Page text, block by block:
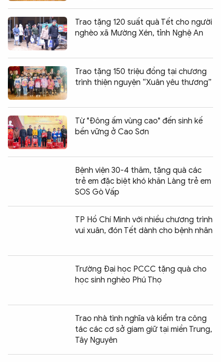
Trao tặng 120 suất quà Tết cho người
nghèo xã Mường Xén, tỉnh Nghệ An
Trao tặng 150 triệu đồng tại chương
trình thiện nguyện “Xuân yêu thương”
Từ "Đông ấm vùng cao" đến sinh kế
bền vững ở Cao Sơn
Bệnh viện 30-4 thăm, tặng quà các
trẻ em đặc biệt khó khăn Làng trẻ em
SOS Gò Vấp
TP Hồ Chí Minh với nhiều chương trình
vui xuân, đón Tết dành cho bệnh nhân
Trường Đại học PCCC tặng quà cho
học sinh nghèo Phú Thọ
Trao nhà tình nghĩa và kiểm tra công
tác các cơ sở giam giữ tại miền Trung,
Tây Nguyên